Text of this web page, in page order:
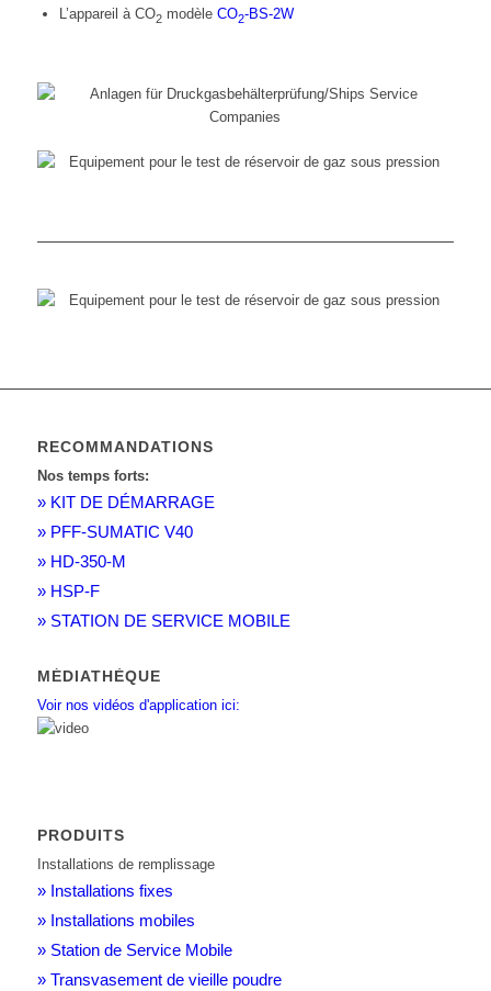
L’appareil à CO2modèle CO2-BS-2W
Equipement pour le test de réservoir de gaz
sous pression
Equipement pour le test de réservoir de gaz
Equipement pour le test de réservoir de gaz
RECOMMANDATIONS
Nos temps forts:
» KIT DE DÉMARRAGE
» PFF-SUMATIC V40
» HD-350-M
» HSP-F
» STATION DE SERVICE MOBILE
MÉDIATHÈQUE
Voir nos vidéos d'application ici:
PRODUITS
Installations de remplissage
» Installations fixes
» Installations mobiles
» Station de Service Mobile
» Transvasement de vieille poudre